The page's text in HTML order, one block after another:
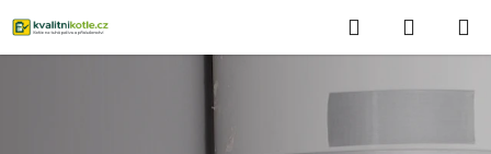
na
obsah
Hledat
KOŠÍK